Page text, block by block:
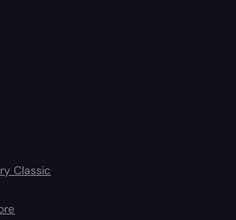
Classic